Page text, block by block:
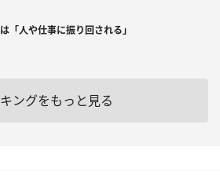
「人や仕事に振り回される」
ングをもっと見る